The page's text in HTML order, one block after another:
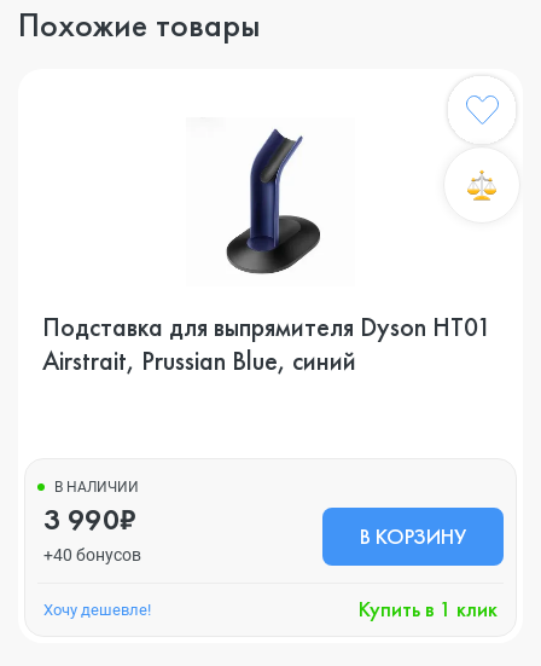
Похожие товары
Подставка для выпрямителя Dyson HT01
Airstrait, Prussian Blue, синий
В НАЛИЧИИ
3 990₽
+40 бонусов
В КОРЗИНУ
Хочу дешевле! Купить в 1 клик